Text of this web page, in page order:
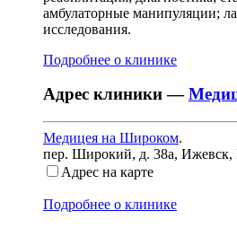
амбулаторные манипуляции;
исследования.
Подробнее о клинике
Адрес клиники —
Медицея на Широком.
пер. Широкий, д. 38а, Ижевск,
Адрес на карте
Подробнее о клинике